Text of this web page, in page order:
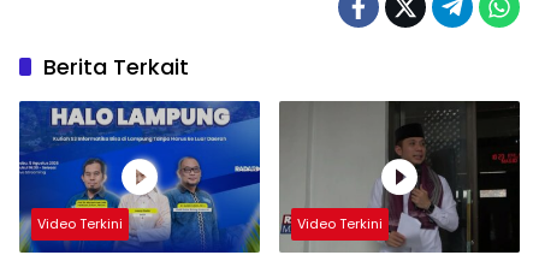
Berita Terkait
Video Terkini Video Terkini